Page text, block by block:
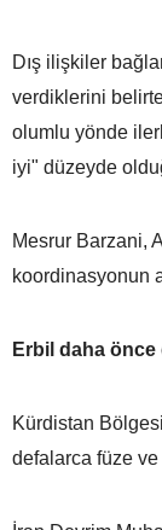
Dış ilişkiler
verdiklerini
olumlu yönde
iyi" düzeyde
Mesrur Barzani,
koordinasyonun
Erbil daha önce
Kürdistan
defalarca füze